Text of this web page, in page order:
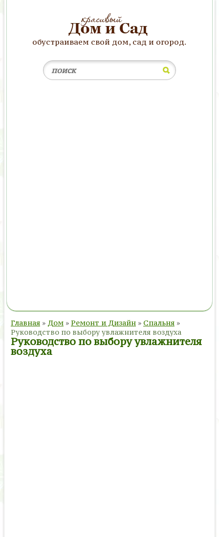
обустраиваем свой дом, сад и огород.
Главная » Дом » Ремонт и Дизайн » Спальня »
Руководство по выбору увлажнителя воздуха
Руководство по выбору увлажнителя
воздуха